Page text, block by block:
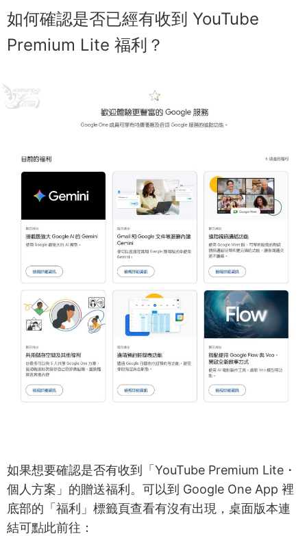
如何確認是否已經有收到 YouTube
Premium Lite 福利？
如果想要確認是否有收到「YouTube Premium Lite・
個人方案」的贈送福利。可以到 Google One App 裡
底部的「福利」標籤頁查看有沒有出現，桌面版本連
結可點此前往：